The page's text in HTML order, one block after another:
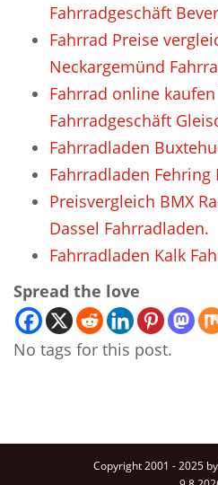
Fahrradgeschäft
Fahrrad Preise
Neckargemünd
Fahrrad online
Fahrradgeschäft
Fahrradladen
Fahrradladen
Preisvergleich BMX
Dassel Fahrradladen.
Fahrradladen Kalk
Spread the love
No tags for this post.
Copyright 2001 - 2025